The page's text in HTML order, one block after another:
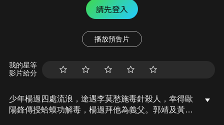
請先登入
播放預告片
我的星等
影片給分
少年楊過四處流浪，途遇李莫愁施毒針殺人，幸得歐
陽鋒傳授蛤蟆功解毒，楊過拜他為義父。郭靖及黃蓉